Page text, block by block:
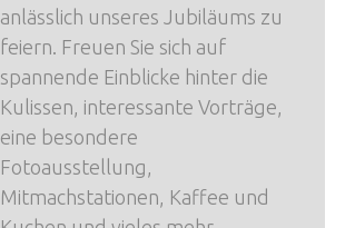
anlässlich unseres Jubiläums zu
feiern. Freuen Sie sich auf
spannende Einblicke hinter die
Kulissen, interessante Vorträge,
eine besondere
Fotoausstellung,
Mitmachstationen, Kaffee und